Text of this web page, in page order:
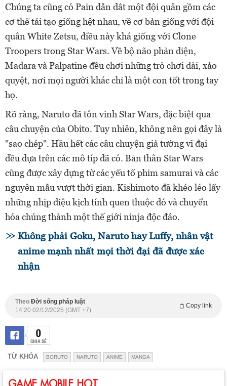
Chúng ta cũng có Pain dẫn dắt một đội quân gồm các
cơ thể tái tạo giống hệt nhau, về cơ bản giống với đội
quân White Zetsu, điều này khá giống với Clone
Troopers trong Star Wars. Về bộ não phản diện,
Madara và Palpatine đều chơi những trò chơi dài, xảo
quyệt, nơi mọi người khác chỉ là một con tốt trong tay
họ.
Rõ ràng, Naruto đã tôn vinh Star Wars, đặc biệt qua
câu chuyện của Obito. Tuy nhiên, không nên gọi đây là
"sao chép". Hầu hết các câu chuyện giả tưởng vĩ đại
đều dựa trên các mô típ đã có. Bản thân Star Wars
cũng được xây dựng từ các yếu tố phim samurai và các
nguyên mẫu vượt thời gian. Kishimoto đã khéo léo lấy
những nhịp điệu kịch tính quen thuộc đó và chuyển
hóa chúng thành một thế giới ninja độc đáo.
Không phải Goku, Naruto hay Luffy, nhân vật
anime mạnh nhất mọi thời đại đã được xác
nhận
Theo Đời sống pháp luật
Copy link
14:20 02/12/2025 (GMT +7)
0
CHIA SẺ
TỪ KHÓA BORUTO NARUTO ANIME MANGA
GAME MOBILE HOT